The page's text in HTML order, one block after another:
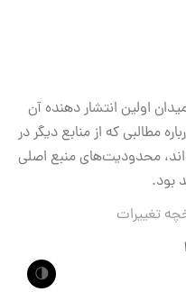
اولین انتشار دهنده آن
مطالبی که از منابع دیگر در
محدودیت‌های منبع اصلی
بود.
تغییرات
🌗